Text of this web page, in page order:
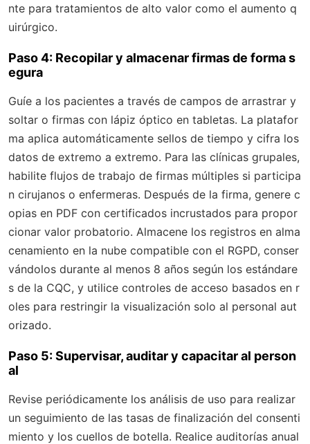
nte para tratamientos de alto valor como el aumento q
uirúrgico.
Paso 4: Recopilar y almacenar firmas de forma s
egura
Guíe a los pacientes a través de campos de arrastrar y
soltar o firmas con lápiz óptico en tabletas. La platafor
ma aplica automáticamente sellos de tiempo y cifra los
datos de extremo a extremo. Para las clínicas grupales,
habilite flujos de trabajo de firmas múltiples si participa
n cirujanos o enfermeras. Después de la firma, genere c
opias en PDF con certificados incrustados para propor
cionar valor probatorio. Almacene los registros en alma
cenamiento en la nube compatible con el RGPD, conser
vándolos durante al menos 8 años según los estándare
s de la CQC, y utilice controles de acceso basados en r
oles para restringir la visualización solo al personal aut
orizado.
Paso 5: Supervisar, auditar y capacitar al person
al
Revise periódicamente los análisis de uso para realizar
un seguimiento de las tasas de finalización del consenti
miento y los cuellos de botella. Realice auditorías anual